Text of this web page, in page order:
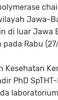
Jawa-
di luar Jawa
Rabu
Kesehatan
PhD